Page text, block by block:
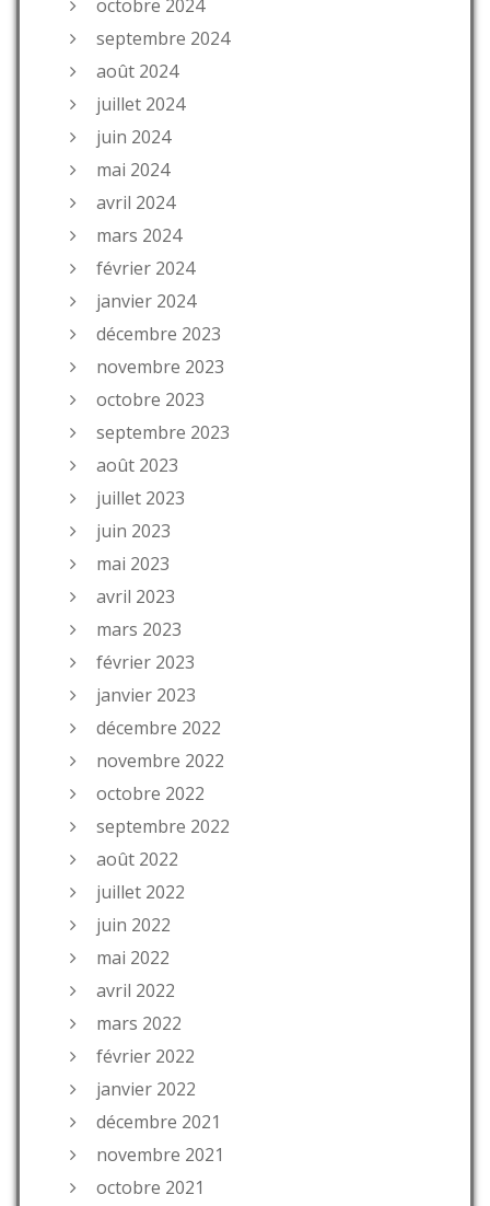
octobre 2024
septembre 2024
août 2024
juillet 2024
juin 2024
mai 2024
avril 2024
mars 2024
février 2024
janvier 2024
décembre 2023
novembre 2023
octobre 2023
septembre 2023
août 2023
juillet 2023
juin 2023
mai 2023
avril 2023
mars 2023
février 2023
janvier 2023
décembre 2022
novembre 2022
octobre 2022
septembre 2022
août 2022
juillet 2022
juin 2022
mai 2022
avril 2022
mars 2022
février 2022
janvier 2022
décembre 2021
novembre 2021
octobre 2021